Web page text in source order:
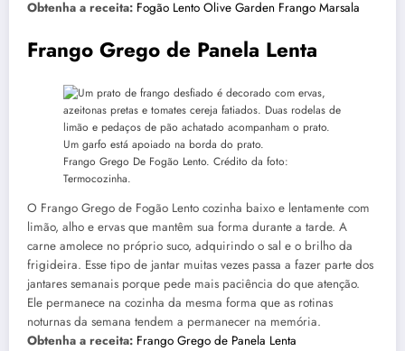
Obtenha a receita: Fogão Lento Olive Garden Frango Marsala
Frango Grego de Panela Lenta
Frango Grego De Fogão Lento. Crédito da foto:
Termocozinha.
O Frango Grego de Fogão Lento cozinha baixo e lentamente com
limão, alho e ervas que mantêm sua forma durante a tarde. A
carne amolece no próprio suco, adquirindo o sal e o brilho da
frigideira. Esse tipo de jantar muitas vezes passa a fazer parte dos
jantares semanais porque pede mais paciência do que atenção.
Ele permanece na cozinha da mesma forma que as rotinas
noturnas da semana tendem a permanecer na memória.
Obtenha a receita: Frango Grego de Panela Lenta